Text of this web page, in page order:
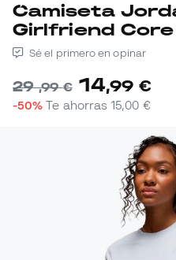
Camiseta Jordan Essentials
Girlfriend
Sé el primero en opinar
29,99 € 14,99 €
-50% Te ahorras15,00 €